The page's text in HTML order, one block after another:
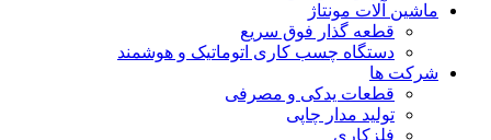
ماشین آلات مونتاژ
قطعه گذار فوق سریع
دستگاه چسب کاری اتوماتیک و هوشمند
شرکت ها
قطعات یدکی و مصرفی
تولید مدار چاپی
فلزکاری